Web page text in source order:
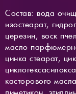
Состав: вода
изостеарат,
церезин, воск
масло
цинка стеарат,
касторового